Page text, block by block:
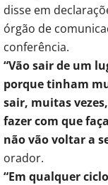
disse em
órgão de
conferência.
“Vão sair de um
porque tinham
sair, muitas
fazer com que
não vão voltar a
orador.
“Em qualquer